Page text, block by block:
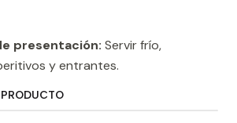
presentación: Servir frío,
y entrantes.